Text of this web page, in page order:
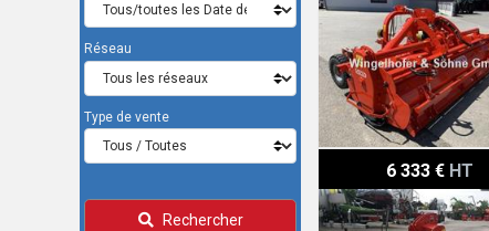
Réseau
Type de vente
Rechercher
6 333 € HT
Vigolo FP 245